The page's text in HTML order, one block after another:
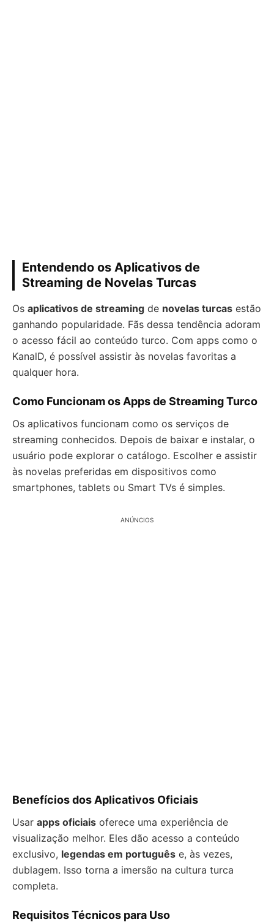
Entendendo os Aplicativos de
Streaming de Novelas Turcas
Os aplicativos de streaming de novelas turcas estão
ganhando popularidade. Fãs dessa tendência adoram
o acesso fácil ao conteúdo turco. Com apps como o
KanalD, é possível assistir às novelas favoritas a
qualquer hora.
Como Funcionam os Apps de Streaming Turco
Os aplicativos funcionam como os serviços de
streaming conhecidos. Depois de baixar e instalar, o
usuário pode explorar o catálogo. Escolher e assistir
às novelas preferidas em dispositivos como
smartphones, tablets ou Smart TVs é simples.
ANÚNCIOS
Benefícios dos Aplicativos Oficiais
Usar apps oficiais oferece uma experiência de
visualização melhor. Eles dão acesso a conteúdo
exclusivo, legendas em português e, às vezes,
dublagem. Isso torna a imersão na cultura turca
completa.
Requisitos Técnicos para Uso